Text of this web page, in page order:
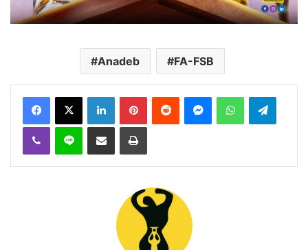
Anadeb FA-FSB
FacebookX Linkedin PinterestReddit MessengerWhatsAppTelegram
Viber Ligne Partager par email Imprimer